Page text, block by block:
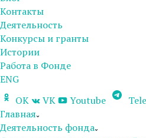
Контакты
Деятельность
Конкурсы и гранты
Истории
Работа в Фонде
ENG
OK
VK Youtube
Главная
Деятельность фонда